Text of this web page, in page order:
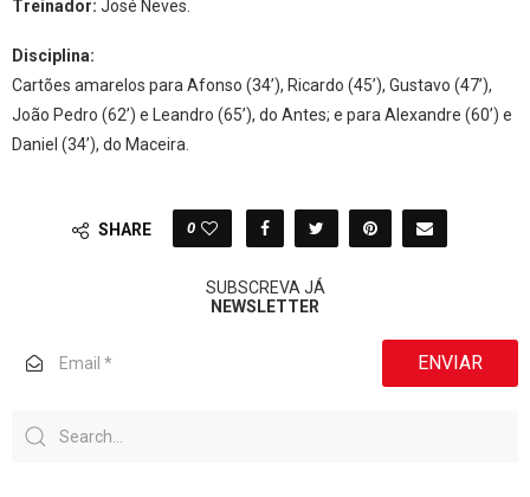
Treinador: José Neves.
Disciplina:
Cartões amarelos para Afonso (34’), Ricardo (45’), Gustavo (47’),
João Pedro (62’) e Leandro (65’), do Antes; e para Alexandre (60’) e
Daniel (34’), do Maceira.
SHARE 0
SUBSCREVA JÁ
NEWSLETTER
ENVIAR